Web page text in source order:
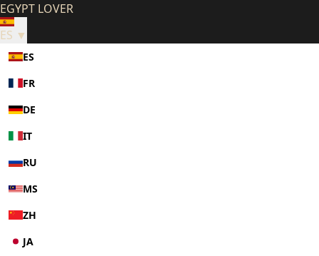
EGYPT LOVER
ES ▼
ES
FR
DE
IT
RU
MS
ZH
JA